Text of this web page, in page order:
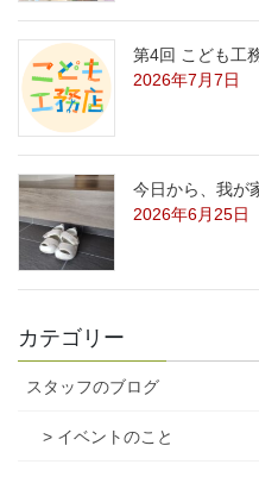
第4回 こども工
2026年7月7日
今日から、我が
2026年6月25日
カテゴリー
スタッフのブログ
> イベントのこと